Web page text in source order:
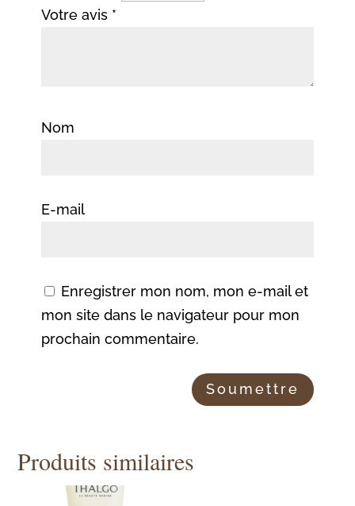
Votre avis *
Nom
E-mail
Enregistrer mon nom, mon e-mail et
mon site dans le navigateur pour mon
prochain commentaire.
Produits similaires